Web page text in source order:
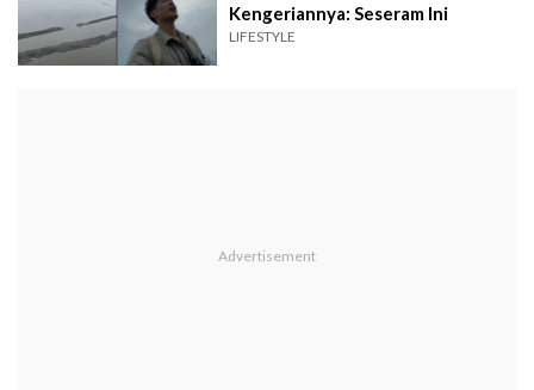
Kengeriannya: Seseram Ini
LIFESTYLE